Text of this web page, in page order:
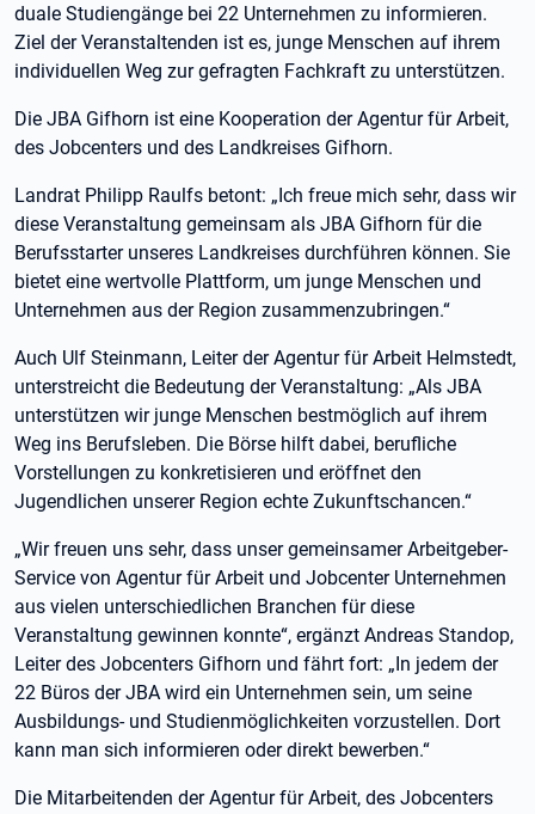
duale Studiengänge bei 22 Unternehmen zu informieren.
Ziel der Veranstaltenden ist es, junge Menschen auf ihrem
individuellen Weg zur gefragten Fachkraft zu unterstützen.
Die JBA Gifhorn ist eine Kooperation der Agentur für Arbeit,
des Jobcenters und des Landkreises Gifhorn.
Landrat Philipp Raulfs betont: „Ich freue mich sehr, dass wir
diese Veranstaltung gemeinsam als JBA Gifhorn für die
Berufsstarter unseres Landkreises durchführen können. Sie
bietet eine wertvolle Plattform, um junge Menschen und
Unternehmen aus der Region zusammenzubringen.“
Auch Ulf Steinmann, Leiter der Agentur für Arbeit Helmstedt,
unterstreicht die Bedeutung der Veranstaltung: „Als JBA
unterstützen wir junge Menschen bestmöglich auf ihrem
Weg ins Berufsleben. Die Börse hilft dabei, berufliche
Vorstellungen zu konkretisieren und eröffnet den
Jugendlichen unserer Region echte Zukunftschancen.“
„Wir freuen uns sehr, dass unser gemeinsamer Arbeitgeber-
Service von Agentur für Arbeit und Jobcenter Unternehmen
aus vielen unterschiedlichen Branchen für diese
Veranstaltung gewinnen konnte“, ergänzt Andreas Standop,
Leiter des Jobcenters Gifhorn und fährt fort: „In jedem der
22 Büros der JBA wird ein Unternehmen sein, um seine
Ausbildungs- und Studienmöglichkeiten vorzustellen. Dort
kann man sich informieren oder direkt bewerben.“
Die Mitarbeitenden der Agentur für Arbeit, des Jobcenters